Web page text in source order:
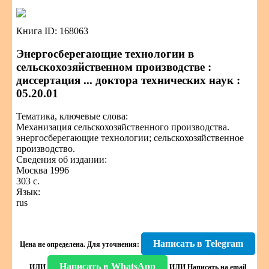
Книга ID: 168063
Энергосберегающие технологии в
сельскохозяйственном производстве :
диссертация ... доктора технических наук :
05.20.01
Тематика, ключевые слова:
Механизация сельскохозяйственного производства.
энергосберегающие технологии; сельскохозяйственное
производство.
Сведения об издании:
Москва 1996
303 с.
Язык:
rus
Цена не определена. Для уточнения: Написать в Telegram
ИЛИ Написать в WhatsApp ИЛИ Написать на email